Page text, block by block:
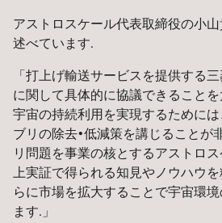
アストロスケール代表取締役の小
述べています.
「打上げ輸送サービスを提供する
に関して具体的に協議できることを
宇宙の持続利用を実現するために
ブリの除去•低減策を講じることが
リ問題を事業の核とするアストロ
上実証で得られる知見やノウハウ
らに市場を拡大することで宇宙環
ます. 」